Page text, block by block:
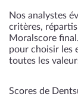
Nos analystes
critères,
Moralscore
pour choisir les
toutes les
Scores de